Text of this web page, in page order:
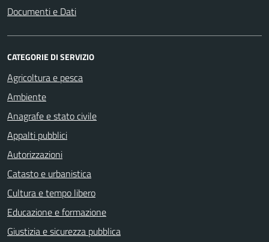
Documenti e Dati
CATEGORIE DI SERVIZIO
Agricoltura e pesca
Ambiente
Anagrafe e stato civile
Appalti pubblici
Autorizzazioni
Catasto e urbanistica
Cultura e tempo libero
Educazione e formazione
Giustizia e sicurezza pubblica